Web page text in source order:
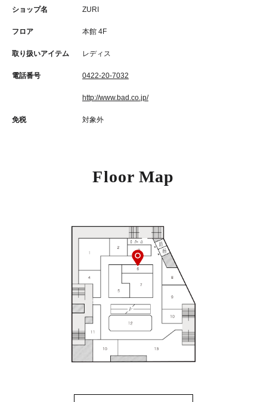
ショップ名 ZURI
フロア 本館 4F
取り扱いアイテム レディス
電話番号 0422-20-7032
http://www.bad.co.jp/
免税 対象外
Floor Map